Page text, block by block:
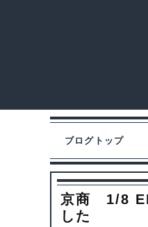
ブログトップ
京商 1/8
した